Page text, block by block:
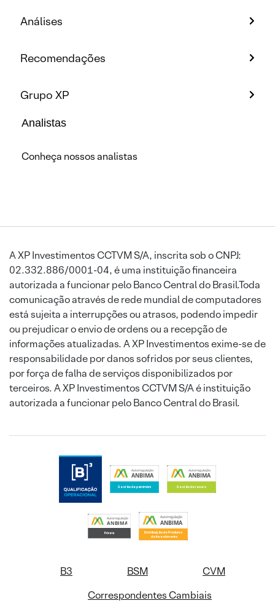
Análises
Recomendações
Grupo XP
Analistas
Conheça nossos analistas
A XP Investimentos CCTVM S/A, inscrita sob o CNPJ:
02.332.886/0001-04, é uma instituição financeira
autorizada a funcionar pelo Banco Central do Brasil.Toda
comunicação através de rede mundial de computadores
está sujeita a interrupções ou atrasos, podendo impedir
ou prejudicar o envio de ordens ou a recepção de
informações atualizadas. A XP Investimentos exime-se de
responsabilidade por danos sofridos por seus clientes,
por força de falha de serviços disponibilizados por
terceiros. A XP Investimentos CCTVM S/A é instituição
autorizada a funcionar pelo Banco Central do Brasil.
B3 BSM
CVM
Correspondentes Cambiais